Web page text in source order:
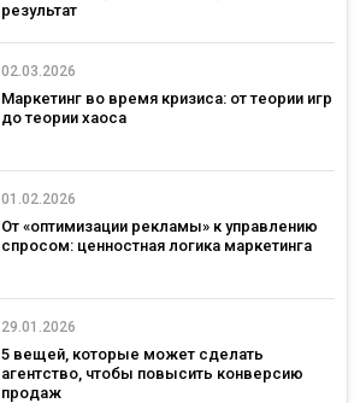
результат
02.03.2026
Маркетинг во время кризиса: от теории игр
до теории хаоса
01.02.2026
От «оптимизации рекламы» к управлению
спросом: ценностная логика маркетинга
29.01.2026
5 вещей, которые может сделать
агентство, чтобы повысить конверсию
продаж